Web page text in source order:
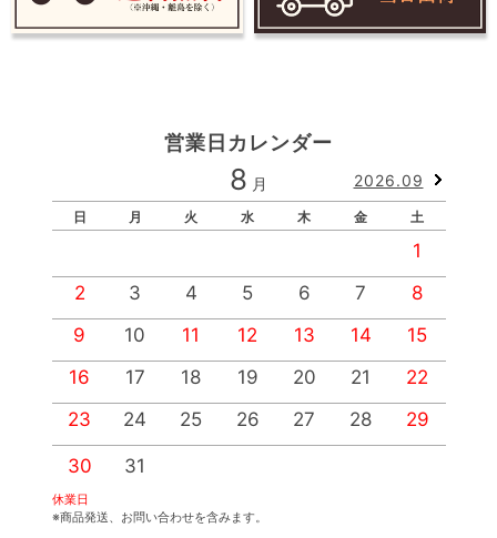
営業日カレンダー
8 月 2026.09
日 月 火 水 木 金 土
1
2
3 4 5 6 7
8
9
10 11 12 13 14
15
16
17 18 19 20 21
22
23
24 25 26 27 28 29
30 31
休業日
※商品発送、お問い合わせを含みます。